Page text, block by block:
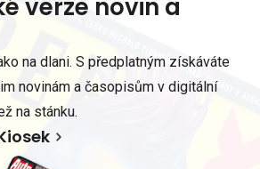
verze novin a
na dlani. S předplatným získáváte
novinám a časopisům v digitální
na stánku.